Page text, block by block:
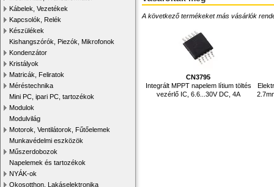
Kábelek, Vezetékek
Kapcsolók, Relék
Készülékek
Kishangszórók, Piezók, Mikrofonok
Kondenzátor
Kristályok
Matricák, Feliratok
Méréstechnika
Mini PC, ipari PC, tartozékok
Modulok
Modulvilág
Motorok, Ventilátorok, Fűtőelemek
Munkavédelmi eszközök
Műszerdobozok
Napelemek és tartozékok
NYÁK-ok
Okosotthon, Lakáselektronika
A következő termékeket más vásárlók
CN3795
Integrált MPPT napelem lítium töltés
vezérlő IC, 6.6...30V DC, 4A